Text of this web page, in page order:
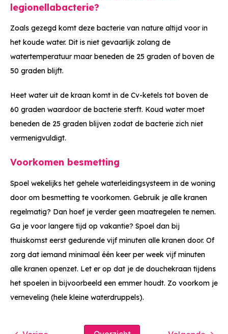
legionellabacterie?
Zoals gezegd komt deze bacterie van nature altijd voor in
het koude water. Dit is niet gevaarlijk zolang de
watertemperatuur maar beneden de 25 graden of boven de
50 graden blijft.
Heet water uit de kraan komt in de Cv-ketels tot boven de
60 graden waardoor de bacterie sterft. Koud water moet
beneden de 25 graden blijven zodat de bacterie zich niet
vermenigvuldigt.
Voorkomen besmetting
Spoel wekelijks het gehele waterleidingsysteem in de woning
door om besmetting te voorkomen. Gebruik je alle kranen
regelmatig? Dan hoef je verder geen maatregelen te nemen.
Ga je voor langere tijd op vakantie? Spoel dan bij
thuiskomst eerst gedurende vijf minuten alle kranen door. Of
zorg dat iemand minimaal één keer per week vijf minuten
alle kranen openzet. Let er op dat je de douchekraan tijdens
het spoelen in bijvoorbeeld een emmer houdt. Zo voorkom je
verneveling (hele kleine waterdruppels).